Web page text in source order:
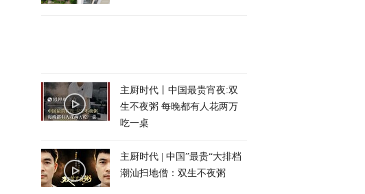
主厨时代丨中国最贵宵夜:双
生不夜粥 每晚都有人花两万
吃一桌
主厨时代 | 中国”最贵“大排档
潮汕扫地僧：双生不夜粥